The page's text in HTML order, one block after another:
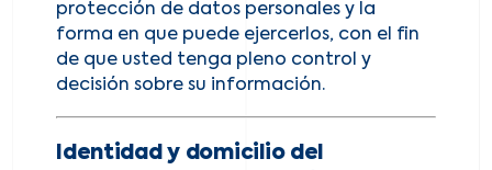
protección de datos personales y la
forma en que puede ejercerlos, con el fin
de que usted tenga pleno control y
decisión sobre su información.
Identidad y domicilio del